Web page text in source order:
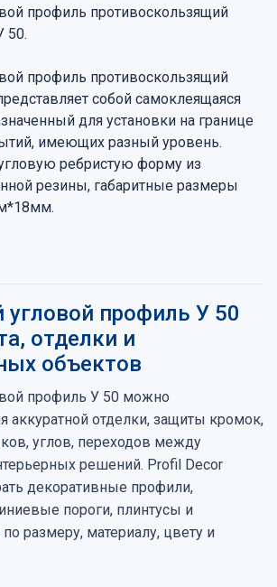
профиль противоскользящий
50.
профиль противоскользящий
собой самоклеящаяся
для установки на границе
имеющих разный уровень.
ребристую форму из
резины, габаритные размеры
профиль У 50
отделки и
объектов
профиль У 50 можно
аккуратной отделки, защиты кромок,
углов, переходов между
решений. Profil Decor
декоративные профили,
пороги, плинтусы и
размеру, материалу, цвету и